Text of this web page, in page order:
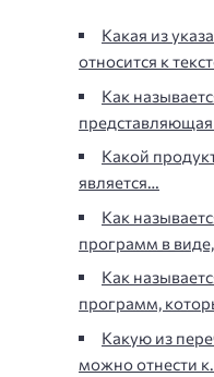
Какая из
относится к
Как
Какой
является…
Как
программ в
Как
программ,
Какую из
можно отнести